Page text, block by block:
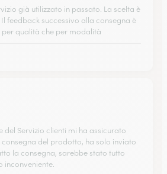
già utilizzato in passato. La scelta è
feedback successivo alla consegna è
qualità che per modalità
del Servizio clienti mi ha assicurato
del prodotto, ha solo inviato
la consegna, sarebbe stato tutto
inconveniente.